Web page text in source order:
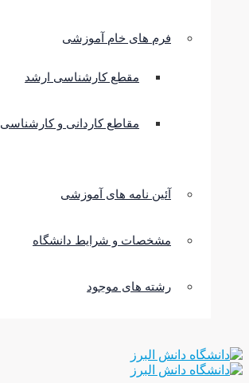
فرم های خام آموزشی
مقطع کارشناسی ارشد
مقاطع کاردانی و کارشناسی
آئین نامه های آموزشی
مشخصات و شرایط دانشگاه
رشته های موجود